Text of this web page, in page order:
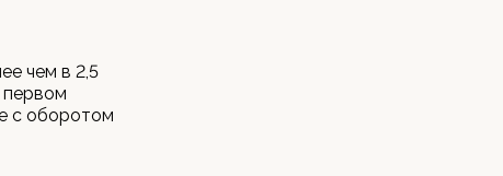
чем в 2,5
первом
с оборотом